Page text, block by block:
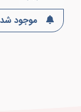
موجود